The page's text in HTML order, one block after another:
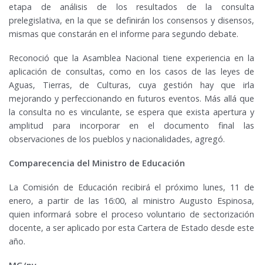
etapa de análisis de los resultados de la consulta
prelegislativa, en la que se definirán los consensos y disensos,
mismas que constarán en el informe para segundo debate.
Reconoció que la Asamblea Nacional tiene experiencia en la
aplicación de consultas, como en los casos de las leyes de
Aguas, Tierras, de Culturas, cuya gestión hay que irla
mejorando y perfeccionando en futuros eventos. Más allá que
la consulta no es vinculante, se espera que exista apertura y
amplitud para incorporar en el documento final las
observaciones de los pueblos y nacionalidades, agregó.
Comparecencia del Ministro de Educación
La Comisión de Educación recibirá el próximo lunes, 11 de
enero, a partir de las 16:00, al ministro Augusto Espinosa,
quien informará sobre el proceso voluntario de sectorización
docente, a ser aplicado por esta Cartera de Estado desde este
año.